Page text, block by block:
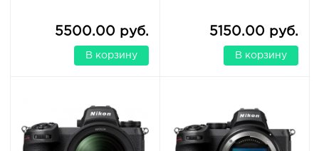
5500.00 руб.
В корзину
5150.00 руб.
В корзину